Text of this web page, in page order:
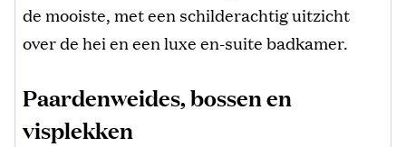
de mooiste, met een schilderachtig uitzicht
over de hei en een luxe en-suite badkamer.
Paardenweides, bossen en
visplekken